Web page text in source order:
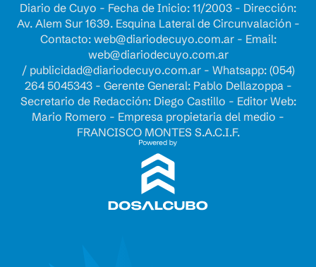
Diario de Cuyo - Fecha de Inicio: 11/2003 - Dirección:
Av. Alem Sur 1639. Esquina Lateral de Circunvalación -
Contacto: web@diariodecuyo.com.ar- Email:
web@diariodecuyo.com.ar
/ publicidad@diariodecuyo.com.ar- Whatsapp: (054)
264 5045343 - Gerente General: Pablo Dellazoppa -
Secretario de Redacción: Diego Castillo - Editor Web:
Mario Romero - Empresa propietaria del medio -
FRANCISCO MONTES S.A.C.I.F.